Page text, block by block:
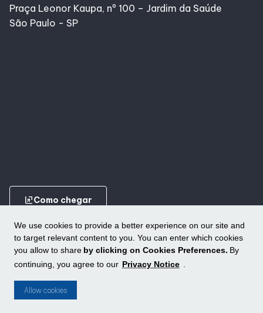
We use cookies to provide a better experience on our site and
to target relevant content to you. You can enter which cookies
you allow to share by clicking on Cookies Preferences. By
continuing, you agree to our Privacy Notice .
Allow cookies
Praça Leonor Kaupa, nº 100 – Jardim da Saúde
São Paulo - SP
ungroupComo chegar
Conheça outros shoppings da ALLOS